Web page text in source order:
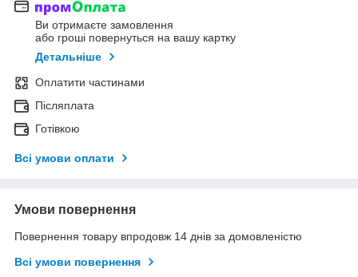
Ви отримаєте замовлення
або гроші повернуться на вашу картку
Детальніше
Оплатити частинами
Післяплата
Готівкою
Всі умови оплати
Умови повернення
Повернення товару впродовж 14 днів за домовленістю
Всі умови повернення